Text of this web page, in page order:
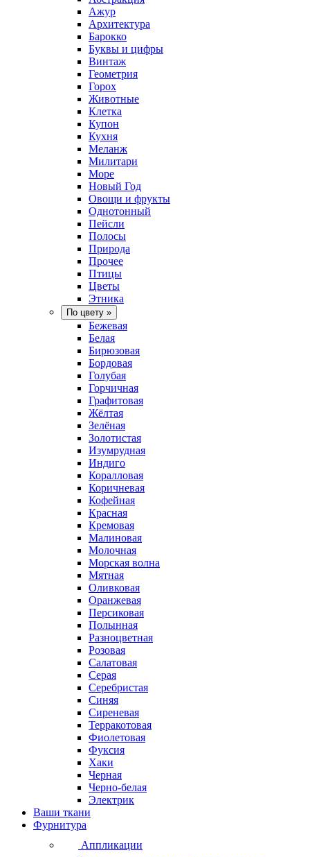
Ажур
Архитектура
Барокко
Буквы и цифры
Винтаж
Геометрия
Горох
Животные
Клетка
Купон
Кухня
Меланж
Милитари
Море
Новый Год
Овощи и фрукты
Однотонный
Пейсли
Полосы
Природа
Прочее
Птицы
Цветы
Этника
По цвету »
Бежевая
Белая
Бирюзовая
Бордовая
Голубая
Горчичная
Графитовая
Жёлтая
Зелёная
Золотистая
Изумрудная
Индиго
Коралловая
Коричневая
Кофейная
Красная
Кремовая
Малиновая
Молочная
Морская волна
Мятная
Оливковая
Оранжевая
Персиковая
Полынная
Разноцветная
Розовая
Салатовая
Серая
Серебристая
Синяя
Сиреневая
Терракотовая
Фиолетовая
Фуксия
Хаки
Черная
Черно-белая
Электрик
Ваши ткани
Фурнитура
Аппликации